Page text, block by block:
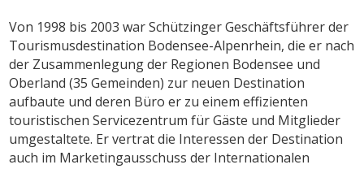
Von 1998 bis 2003 war Schützinger Geschäftsführer der
Tourismusdestination Bodensee-Alpenrhein, die er nach
der Zusammenlegung der Regionen Bodensee und
Oberland (35 Gemeinden) zur neuen Destination
aufbaute und deren Büro er zu einem effizienten
touristischen Servicezentrum für Gäste und Mitglieder
umgestaltete. Er vertrat die Interessen der Destination
auch im Marketingausschuss der Internationalen